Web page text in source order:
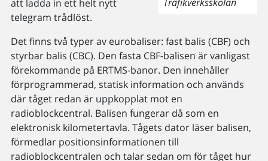
att ladda in ett helt nytt
telegram trådlöst.
Det finns två typer av eurobaliser: fast balis (CBF) och
styrbar balis (CBC). Den fasta CBF-balisen är vanligast
förekommande på ERTMS-banor. Den innehåller
förprogrammerad, statisk information och används
där tåget redan är uppkopplat mot en
radioblockcentral. Balisen fungerar då som en
elektronisk kilometertavla. Tågets dator läser balisen,
förmedlar positionsinformationen till
radioblockcentralen och talar sedan om för tåget hur